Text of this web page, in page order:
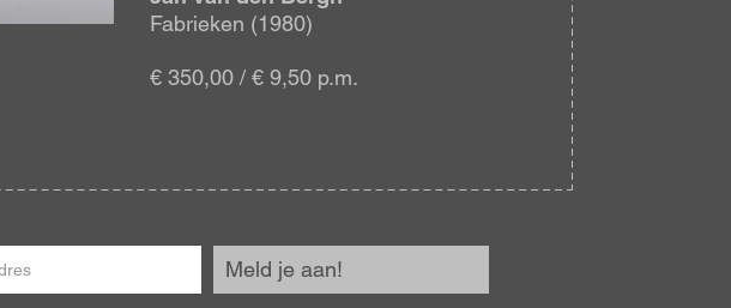
Fabrieken (1980)
€ 350,00 / € 9,50 p.m.
Meld je aan!